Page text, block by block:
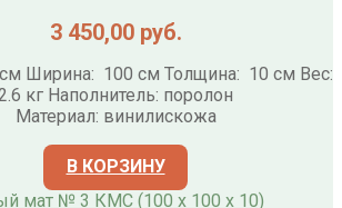
3 450,00 руб.
Ширина: 100 см Толщина: 10 см Вес:
кг Наполнитель: поролон
Материал: винилискожа
В КОРЗИНУ